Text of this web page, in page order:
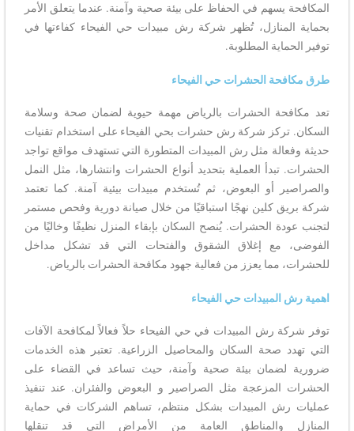
المكافحة يسهم في الحفاظ على بيئة صحية وآمنة. عندما يتعلق الأمر
بحماية المنازل، تُظهر شركة رش مبيدات حي الفيحاء كفاءتها في
توفير الحماية المطلوبة.
طرق مكافحة الحشرات حي الفيحاء
تعد مكافحة الحشرات بالرياض مهمة حيوية لضمان صحة وسلامة
السكان. تركز شركة رش حشرات بحي الفيحاء على استخدام تقنيات
حديثة وفعالة مثل رش المبيدات المتطورة التي تستهدف مواقع تواجد
الحشرات. تبدأ العملية بتحديد أنواع الحشرات وانتشارها، مثل النمل
والصراصير أو البعوض، ثم تُستخدم مبيدات بيئية آمنة. كما تعتمد
شركة بريق كلين نهجًا استباقيًا من خلال صيانة دورية وفحص مستمر
لتجنب عودة الحشرات. يُنصح السكان بإبقاء المنزل نظيفًا وخاليًا من
الفوضى، مع إغلاق الشقوق والفتحات التي قد تشكل مداخل
للحشرات، مما يعزز من فعالية جهود مكافحة الحشرات بالرياض.
اهمية رش المبيدات حي الفيحاء
توفر شركة رش المبيدات في حي الفيحاء حلاً فعالاً لمكافحة الآفات
التي تهدد صحة السكان والمحاصيل الزراعية. تعتبر هذه الخدمات
ضرورية لضمان بيئة صحية وآمنة، حيث تساعد في القضاء على
الحشرات المزعجة مثل الصراصير و البعوض والفئران. عند تنفيذ
عمليات رش المبيدات بشكل منتظم، تساهم الشركات في حماية
المنازل والمناطق العامة من الأمراض التي قد تنقلها